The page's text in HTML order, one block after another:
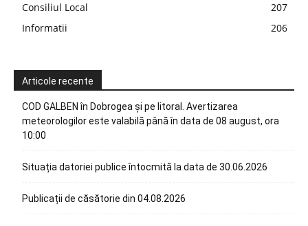
Consiliul Local
207
Informatii
206
Articole recente
COD GALBEN în Dobrogea și pe litoral. Avertizarea
meteorologilor este valabilă până în data de 08 august, ora
10:00
Situația datoriei publice întocmită la data de 30.06.2026
Publicații de căsătorie din 04.08.2026